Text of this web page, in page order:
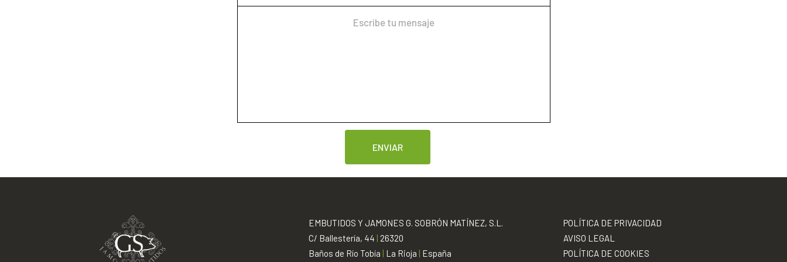
EMBUTIDOS Y JAMONES G. SOBRÓN MATÍNEZ, S.L.
C/ Ballestería, 44 | 26320
Baños de Río Tobía | La Rioja | España
POLÍTICA DE PRIVACIDAD
AVISO LEGAL
POLÍTICA DE COOKIES